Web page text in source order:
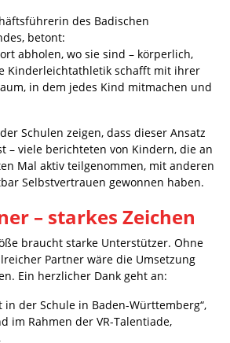
des Badischen
betont:
abholen, wo sie sind – körperlich,
Kinderleichtathletik schafft mit ihrer
in dem jedes Kind mitmachen und
Schulen zeigen, dass dieser Ansatz
– viele berichteten von Kindern, die an
Mal aktiv teilgenommen, mit anderen
Selbstvertrauen gewonnen haben.
– starkes Zeichen
braucht starke Unterstützer. Ohne
Partner wäre die Umsetzung
Ein herzlicher Dank geht an:
in der Schule in Baden-Württemberg“,
im Rahmen der VR-Talentiade,